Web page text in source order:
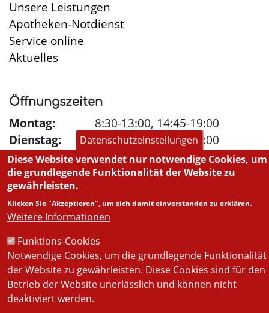
Unsere Leistungen
Apotheken-Notdienst
Service online
Aktuelles
Öffnungszeiten
Montag:
8:30-13:00, 14:45-19:00
Dienstag:
8:30-13:00, 14:45-18:00
Mittwoch:
8:30-13:00, 14:45-18:00
Donnerstag:
8:30-13:00, 14:45-19:00
Freitag:
Samstag:
8:30-12:00
© Stadt-Apotheke
Datenschutzeinstellungen
Diese Website verwendet nur notwendige Cookies, um
die grundlegende Funktionalität der Website zu
gewährleisten.
Klicken Sie "Akzeptieren", um sich damit einverstanden zu erklären.
Weitere Informationen
Funktions-Cookies
Notwendige Cookies, um die grundlegende Funktionalität
der Website zu gewährleisten. Diese Cookies sind für den
Betrieb der Website unerlässlich und können nicht
deaktiviert werden.